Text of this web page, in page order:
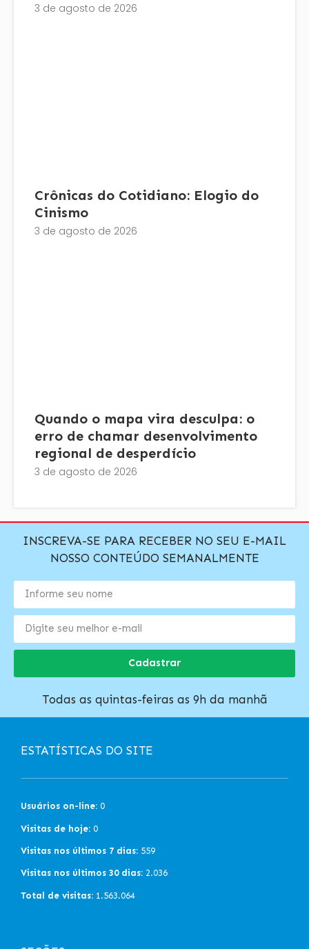
3 de agosto de 2026
Crônicas do Cotidiano: Elogio do
Cinismo
3 de agosto de 2026
Quando o mapa vira desculpa: o
erro de chamar desenvolvimento
regional de desperdício
3 de agosto de 2026
INSCREVA-SE PARA RECEBER NO SEU E-MAIL
NOSSO CONTEÚDO SEMANALMENTE
Cadastrar
Todas as quintas-feiras as 9h da manhã
ESTATÍSTICAS DO SITE
Usuários on-line: 0
Visitas de hoje: 0
Visitas nos últimos 7 dias: 559
Visitas nos últimos 30 dias: 2.036
Total de visitas: 1.563.064